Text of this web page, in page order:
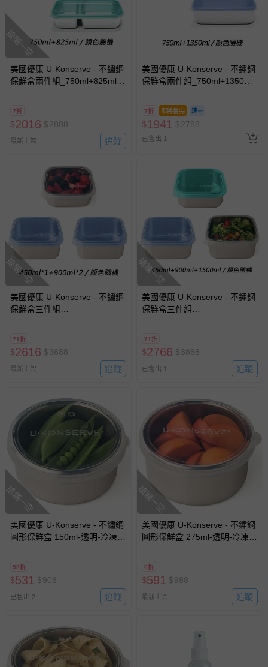
搶購一空
美國優康 U-Konserve - 不鏽鋼
保鮮盒兩件組_750ml+825ml-
CPSIA 檢驗
7折
$2016 $2888
最新上架 追蹤
美國優康 U-Konserve - 不鏽鋼
保鮮盒兩件組_750ml+1350ml-
LFGB 食品安全等級認證 /
CPSIA 檢驗
7折 即將售完
$1941 $2788
已售出 1
搶購一空
美國優康 U-Konserve - 不鏽鋼
保鮮盒三件組
全等級認證 / CPSIA 檢驗
71折
$2616 $3688
最新上架 追蹤
搶購一空
美國優康 U-Konserve - 不鏽鋼
保鮮盒三件組
食品安全等級認證 / CPSIA 檢
驗
71折
$2766 $3888
已售出 1 追蹤
搶購一空
美國優康 U-Konserve - 不鏽鋼
圓形保鮮盒 150ml-透明-冷凍
58折
$531 $908
已售出 2 追蹤
搶購一空
美國優康 U-Konserve - 不鏽鋼
圓形保鮮盒 275ml-透明-冷凍
驗
6折
$591 $988
最新上架 追蹤